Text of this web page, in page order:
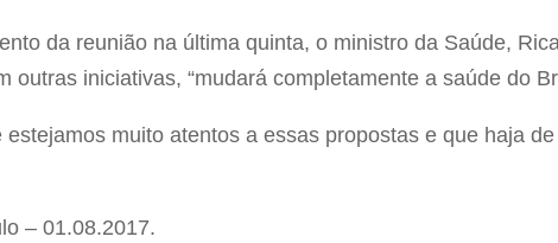
da reunião na última quinta, o ministro da Saúde,
outras iniciativas, “mudará completamente a saúde do
muito atentos a essas propostas e que haja
– 01.08.2017.